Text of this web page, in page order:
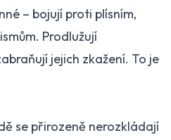
– bojují proti plísním,
Prodlužují
jejich zkažení. To je
se přirozeně nerozkládají